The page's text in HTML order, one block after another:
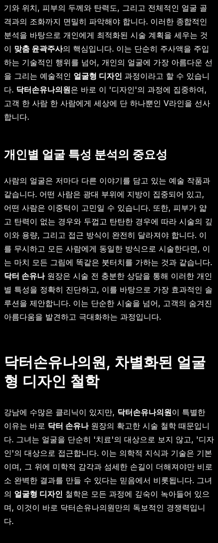
기와 위치, 피부의 두께와 탄력도, 그리고 전체적인 얼굴 골
격과의 조화까지 면밀히 파악해야 합니다. 이러한 종합적인
분석을 바탕으로 개인에게 최적화된 시술 계획을 세우는 것
이 맞춤 윤곽주사의 핵심입니다. 이는 단순히 주사액을 주입
하는 기술적인 행위를 넘어, 개인의 얼굴에 가장 아름다운 선
을 그리는 예술적인 얼굴형 디자인 과정이라고 할 수 있습니
다. 닥터손유나의원은 바로 이 '디자인'의 과정에 집중하여,
고객 한 사람 한 사람에게 세상에 단 하나뿐인 V라인을 선사
합니다.
개인별 얼굴 특성 분석의 중요성
사람의 얼굴은 저마다 다른 이야기를 담고 있는 예술 작품과
같습니다. 어떤 사람은 광대 부위에 지방이 집중되어 있고,
어떤 사람은 이중턱이 고민일 수 있습니다. 또한, 피부가 얇
고 탄력이 없는 경우와 두껍고 탄탄한 경우에 따라 시술의 깊
이와 용량, 그리고 접근 방식이 완전히 달라져야 합니다. 이
를 무시하고 모든 사람에게 동일한 방식으로 시술한다면, 이
는 마치 모든 그림에 똑같은 붓터치를 가하는 것과 같습니다.
닥터 손유나원장은 시술 전 충분한 상담을 통해 이러한 개인
별 특성을 정확히 진단하고, 이를 바탕으로 가장 효과적인 솔
루션을 제안합니다. 이는 단순한 시술을 넘어, 고객의 숨겨진
아름다움을 발견하고 극대화하는 과정입니다.
닥터손유나의원, 차별화된 얼굴
형 디자인 철학
강남에 수많은 클리닉이 있지만, 닥터손유나의원이 특별한
이유는 바로 닥터 손유나원장의 확고한 시술 철학 때문입니
다. 그녀는 얼굴을 단순히 '치료'의 대상으로 보지 않고, '디자
인'의 대상으로 접근합니다. 이는 의학적 지식과 기술은 기본
이며, 그 위에 미학적 감각과 섬세한 손길이 더해져야만 비로
소 완벽한 결과를 만들 수 있다는 믿음에서 비롯됩니다. 그녀
의 얼굴형 디자인 철학은 모든 과정에 깊숙이 녹아들어 있으
며, 이것이 바로 닥터손유나의원만의 독보적인 경쟁력입니
다.